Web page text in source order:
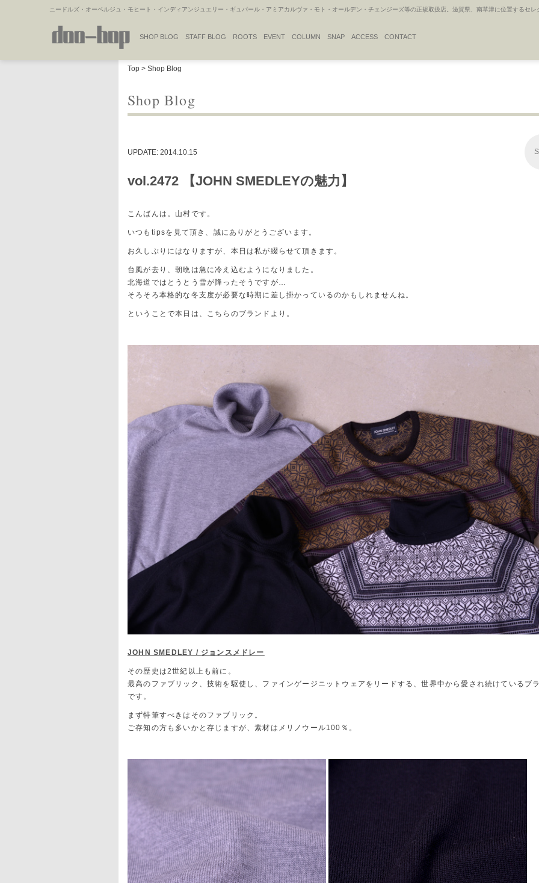
ニードルズ・オーベルジュ・モヒート・インディアンジュエリー・ギュパール・アミアカルヴァ・モト・オールデン・チェンジーズ等の正規取扱店。滋賀県、南草津に位置するセ
SHOP BLOG STAFF BLOG ROOTS EVENT COLUMN SNAP ACCESS CONTACT
Top > Shop Blog
Shop Blog
UPDATE: 2014.10.15
vol.2472 【JOHN SMEDLEYの魅力】
こんばんは。山村です。
いつもtipsを見て頂き、誠にありがとうございます。
お久しぶりにはなりますが、本日は私が綴らせて頂きます。
台風が去り、朝晩は急に冷え込むようになりました。
北海道ではとうとう雪が降ったそうですが…
そろそろ本格的な冬支度が必要な時期に差し掛かっているのかもしれませんね。
ということで本日は、こちらのブランドより。
JOHN SMEDLEY / ジョンスメドレー
その歴史は2世紀以上も前に。
最高のファブリック、技術を駆使し、ファインゲージニットウェアをリードする、世界中から愛され続けているブ
です。
まず特筆すべきはそのファブリック。
ご存知の方も多いかと存じますが、素材はメリノウール100％。